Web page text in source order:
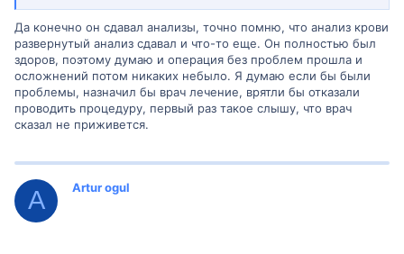
Да конечно он сдавал анализы, точно помню, что анализ крови
развернутый анализ сдавал и что-то еще. Он полностью был
здоров, поэтому думаю и операция без проблем прошла и
осложнений потом никаких небыло. Я думаю если бы были
проблемы, назначил бы врач лечение, врятли бы отказали
проводить процедуру, первый раз такое слышу, что врач
сказал не приживется.
A Artur ogul